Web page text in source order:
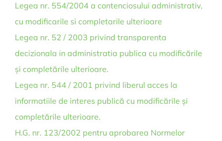
Legea nr. 554/2004 a contenciosului administrativ,
cu modificarile si completarile ulterioare
Legea nr. 52 / 2003 privind transparenta
decizionala in administratia publica cu modificările
și completările ulterioare.
Legea nr. 544 / 2001 privind liberul acces la
informatiile de interes publică cu modificările și
completările ulterioare.
H.G. nr. 123/2002 pentru aprobarea Normelor